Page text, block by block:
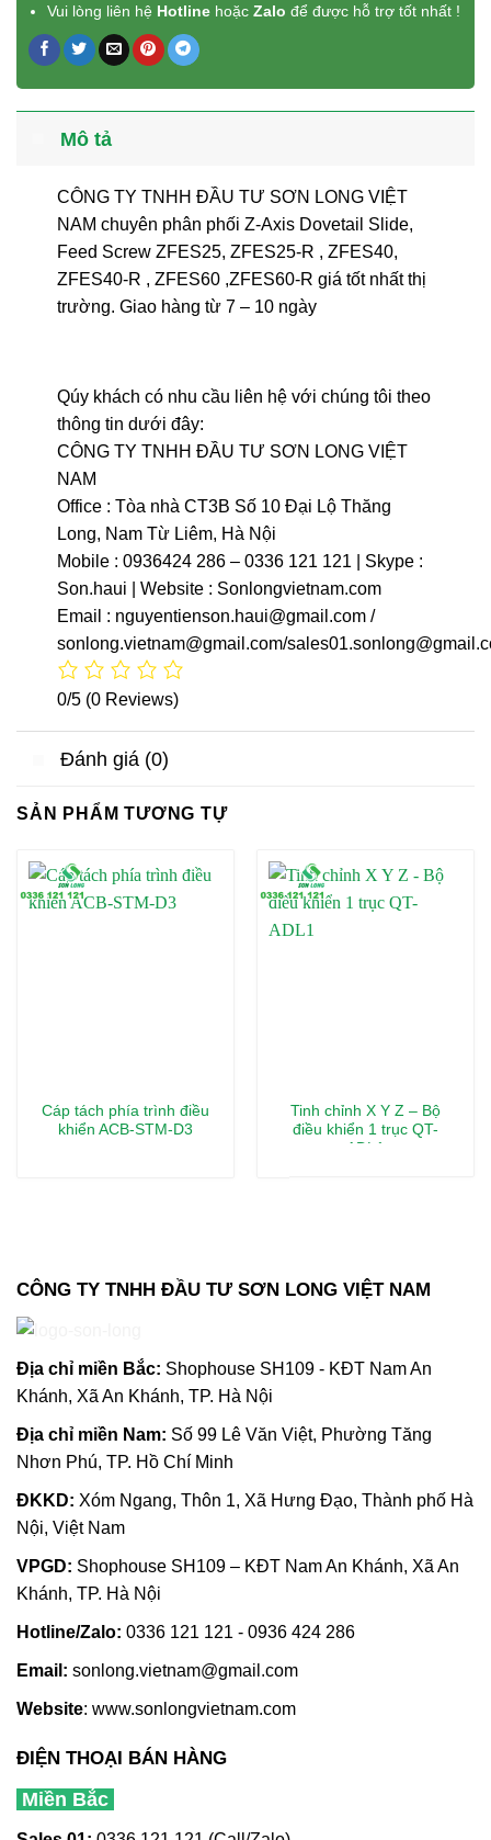
Vui lòng liên hệ Hotline hoặcZalo để được hỗ trợ tốt nhất !
Mô tả
CÔNG TY TNHH ĐẦU TƯ SƠN LONG VIỆT
NAM chuyên phân phối Z-Axis Dovetail Slide,
Feed Screw ZFES25, ZFES25-R , ZFES40,
ZFES40-R , ZFES60 ,ZFES60-R giá tốt nhất thị
trường. Giao hàng từ 7 – 10 ngày
Qúy khách có nhu cầu liên hệ với chúng tôi theo
thông tin dưới đây:
CÔNG TY TNHH ĐẦU TƯ SƠN LONG VIỆT
NAM
Office : Tòa nhà CT3B Số 10 Đại Lộ Thăng
Long, Nam Từ Liêm, Hà Nội
Mobile : 0936424 286 – 0336 121 121 | Skype :
Son.haui | Website : Sonlongvietnam.com
Email : nguyentienson.haui@gmail.com /
sonlong.vietnam@gmail.com/
0/5 (0 Reviews)
Đánh giá (0)
SẢN PHẨM TƯƠNG TỰ
Cáp tách phía trình điều
khiển ACB-STM-D3
Tinh chỉnh X Y Z – Bộ
điều khiển 1 trục QT-
ADL1
CÔNG TY TNHH ĐẦU TƯ SƠN LONG VIỆT NAM
Địa chỉ miền Bắc: Shophouse SH109 - KĐT Nam An
Khánh, Xã An Khánh, TP. Hà Nội
Địa chỉ miền Nam: Số 99 Lê Văn Việt, Phường Tăng
Nhơn Phú, TP. Hồ Chí Minh
ĐKKD: Xóm Ngang, Thôn 1, Xã Hưng Đạo, Thành phố Hà
Nội, Việt Nam
VPGD: Shophouse SH109 – KĐT Nam An Khánh, Xã An
Khánh, TP. Hà Nội
Hotline/Zalo: 0336 121 121 - 0936 424 286
Email: sonlong.vietnam@gmail.com
Website: www.sonlongvietnam.com
ĐIỆN THOẠI BÁN HÀNG
Miền Bắc